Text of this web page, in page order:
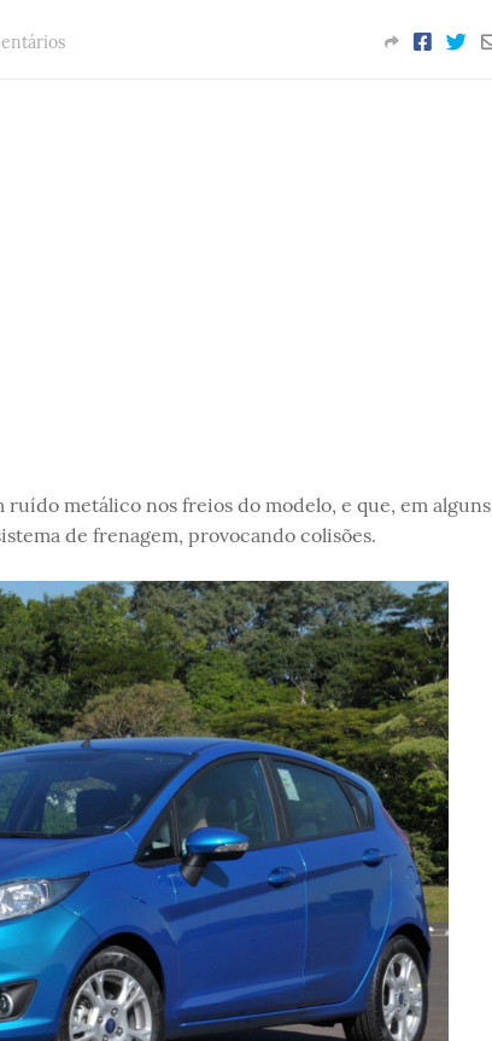
metálico nos freios do modelo, e que, em alguns
de frenagem, provocando colisões.